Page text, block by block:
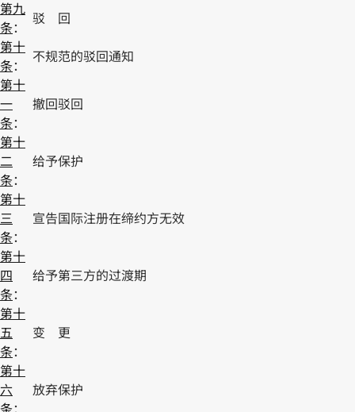
第九
条：
驳 回
第十
条：
不规范的驳回通知
第十
一
条：
撤回驳回
第十
二
条：
给予保护
第十
三
条：
宣告国际注册在缔约方无效
第十
四
条：
给予第三方的过渡期
第十
五
条：
变 更
第十
六
放弃保护